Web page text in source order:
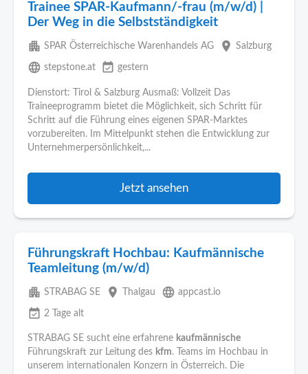
Trainee SPAR-Kaufmann/-frau (m/w/d) |
Der Weg in die Selbstständigkeit
apartment SPAR Österreichische Warenhandels AG place Salzburg
language stepstone.at event_available gestern
Dienstort: Tirol & Salzburg Ausmaß: Vollzeit Das
Traineeprogramm bietet die Möglichkeit, sich Schritt für
Schritt auf die Führung eines eigenen SPAR-Marktes
vorzubereiten. Im Mittelpunkt stehen die Entwicklung zur
Unternehmerpersönlichkeit,...
Jetzt ansehen
Führungskraft Hochbau: Kaufmännische
Teamleitung (m/w/d)
apartment STRABAG SE place Thalgau language appcast.io
event_available 2 Tage alt
STRABAG SE sucht eine erfahrene kaufmännische
Führungskraft zur Leitung des kfm. Teams im Hochbau in
unserem internationalen Konzern in Österreich. Die